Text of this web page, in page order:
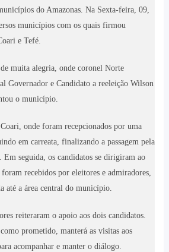
do Amazonas. Na Sexta-feira, 09,
municípios com os quais firmou
e Tefé.
muita alegria, onde coronel Norte
Governador e Candidato a reeleição Wilson
o município.
onde foram recepcionados por uma
em carreata, finalizando a passagem pela
Em seguida, os candidatos se dirigiram ao
recebidos por eleitores e admiradores,
até a área central do município.
reiteraram o apoio aos dois candidatos.
prometido, manterá as visitas aos
acompanhar e manter o diálogo.